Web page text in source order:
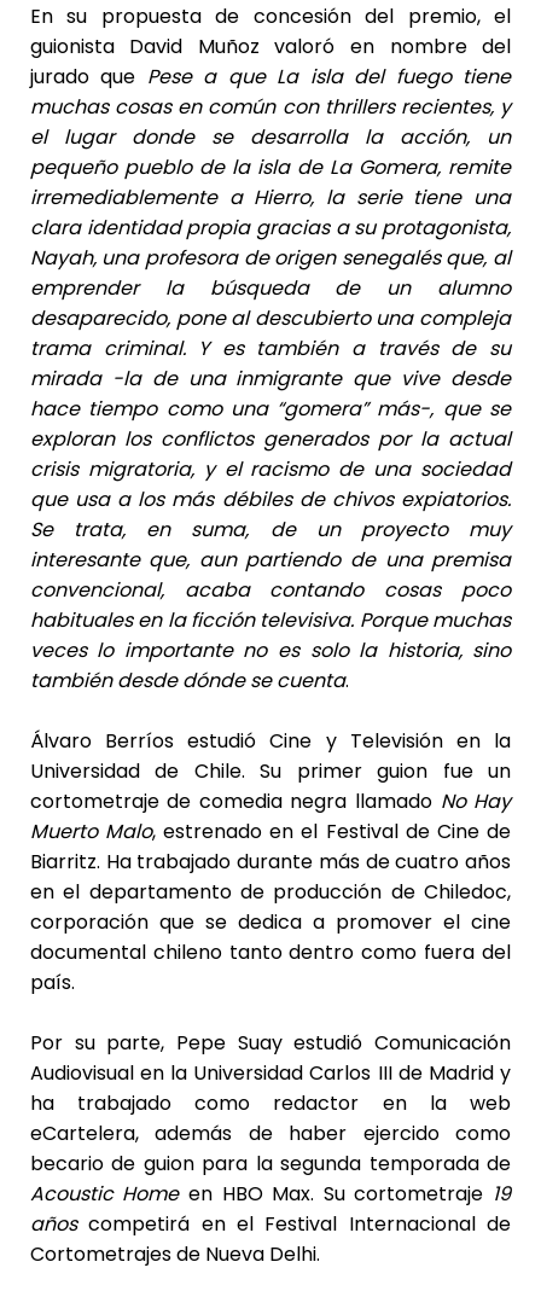
En su propuesta de concesión del premio, el
guionista David Muñoz valoró en nombre del
jurado que Pese a que La isla del fuego tiene
muchas cosas en común con thrillers recientes, y
el lugar donde se desarrolla la acción, un
pequeño pueblo de la isla de La Gomera, remite
irremediablemente a Hierro, la serie tiene una
clara identidad propia gracias a su protagonista,
Nayah, una profesora de origen senegalés que, al
emprender la búsqueda de un alumno
desaparecido, pone al descubierto una compleja
trama criminal. Y es también a través de su
mirada -la de una inmigrante que vive desde
hace tiempo como una “gomera” más-, que se
exploran los conflictos generados por la actual
crisis migratoria, y el racismo de una sociedad
que usa a los más débiles de chivos expiatorios.
Se trata, en suma, de un proyecto muy
interesante que, aun partiendo de una premisa
convencional, acaba contando cosas poco
habituales en la ficción televisiva. Porque muchas
veces lo importante no es solo la historia, sino
también desde dónde se cuenta.
Álvaro Berríos estudió Cine y Televisión en la
Universidad de Chile. Su primer guion fue un
cortometraje de comedia negra llamado No Hay
Muerto Malo, estrenado en el Festival de Cine de
Biarritz. Ha trabajado durante más de cuatro años
en el departamento de producción de Chiledoc,
corporación que se dedica a promover el cine
documental chileno tanto dentro como fuera del
país.
Por su parte, Pepe Suay estudió Comunicación
Audiovisual en la Universidad Carlos III de Madrid y
ha trabajado como redactor en la web
eCartelera, además de haber ejercido como
becario de guion para la segunda temporada de
Acoustic Homeen HBO Max. Su cortometraje 19
añoscompetirá en el Festival Internacional de
Cortometrajes de Nueva Delhi.